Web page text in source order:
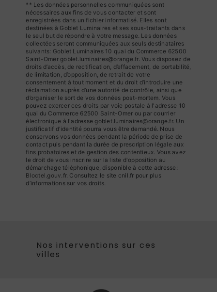
** Les données personnelles communiquées sont
nécessaires aux fins de vous contacter et sont
enregistrées dans un fichier informatisé. Elles sont
destinées à Goblet Luminaires et ses sous-traitants dans
le seul but de répondre à votre message. Les données
collectées seront communiquées aux seuls destinataires
suivants: Goblet Luminaires 10 quai du Commerce 62500
Saint-Omer goblet.luminaires@orange.fr. Vous disposez de
droits d’accès, de rectification, d’effacement, de portabilité,
de limitation, d’opposition, de retrait de votre
consentement à tout moment et du droit d’introduire une
réclamation auprès d’une autorité de contrôle, ainsi que
d’organiser le sort de vos données post-mortem. Vous
pouvez exercer ces droits par voie postale à l'adresse 10
quai du Commerce 62500 Saint-Omer ou par courrier
électronique à l'adresse goblet.luminaires@orange.fr. Un
justificatif d'identité pourra vous être demandé. Nous
conservons vos données pendant la période de prise de
contact puis pendant la durée de prescription légale aux
fins probatoires et de gestion des contentieux. Vous avez
le droit de vous inscrire sur la liste d'opposition au
démarchage téléphonique, disponible à cette adresse:
Bloctel.gouv.fr. Consultez le site cnil.fr pour plus
d’informations sur vos droits.
Nos interventions sur ces
villes